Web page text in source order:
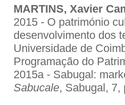
MARTINS, Xavier
2015 - O património
desenvolvimento dos
Universidade de
Programação do
2015a - Sabugal:
Sabucale, Sabugal, 7,